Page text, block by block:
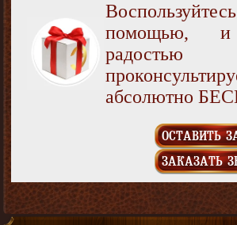
радостью
абсолютно
ОСТАВИТЬ
ЗАКАЗАТЬ